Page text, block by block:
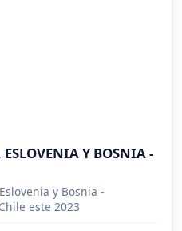
ESLOVENIA Y BOSNIA -
y Bosnia -
este 2023